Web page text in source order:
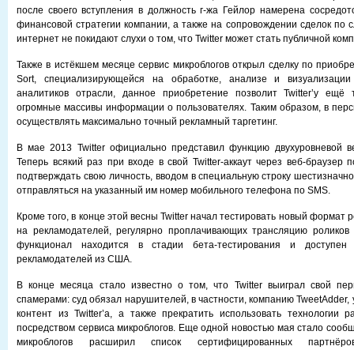
после своего вступления в должность г-жа Гейлор намерена
финансовой стратегии компании, а также на сопровождении сделок по
интернет не покидают слухи о том, что Twitter может стать публичной
Также в истёкшем месяце сервис микроблогов открыл сделку по
Sort, специализирующейся на обработке, анализе и
аналитиков отрасли, данное приобретение позволит Twitter’у ещё
огромные массивы информации о пользователях. Таким образом, в
осуществлять максимально точный рекламный таргетинг.
В мае 2013 Twitter официально представил функцию двухуровневой
Теперь всякий раз при входе в свой Twitter-аккаут через веб-браузер
подтверждать свою личность, вводом в специальную строку
отправляться на указанный им номер мобильного телефона по SMS.
Кроме того, в конце этой весны Twitter начал тестировать новый формат
на рекламодателей, регулярно проплачивающих трансляцию
функционал находится в стадии бета-тестирования и доступен
рекламодателей из США.
В конце месяца стало известно о том, что Twitter выиграл свой
спамерами: суд обязал нарушителей, в частности, компанию TweetAdder,
контент из Twitter’а, а также прекратить использовать технологии
посредством сервиса микроблогов. Еще одной новостью мая стало
микроблогов расширил список сертифицированных